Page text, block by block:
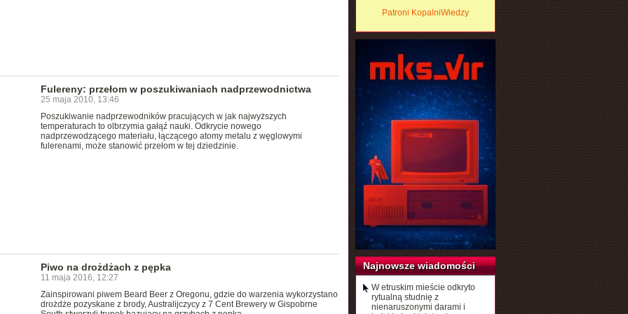
Fulereny: przełom w poszukiwaniach nadprzewodnictwa
25 maja 2010, 13:46
Poszukiwanie nadprzewodników pracujących w jak najwyższych
temperaturach to olbrzymia gałąź nauki. Odkrycie nowego
nadprzewodzącego materiału, łączącego atomy metalu z węglowymi
fulerenami, może stanowić przełom w tej dziedzinie.
Piwo na drożdżach z pępka
11 maja 2016, 12:27
Zainspirowani piwem Beard Beer z Oregonu, gdzie do warzenia wykorzystano
drożdże pozyskane z brody, Australijczycy z 7 Cent Brewery w Gispobrne
Patroni KopalniWiedzy
Najnowsze wiadomości
W etruskim mieście odkryto
rytualną studnię z
nienaruszonymi darami i